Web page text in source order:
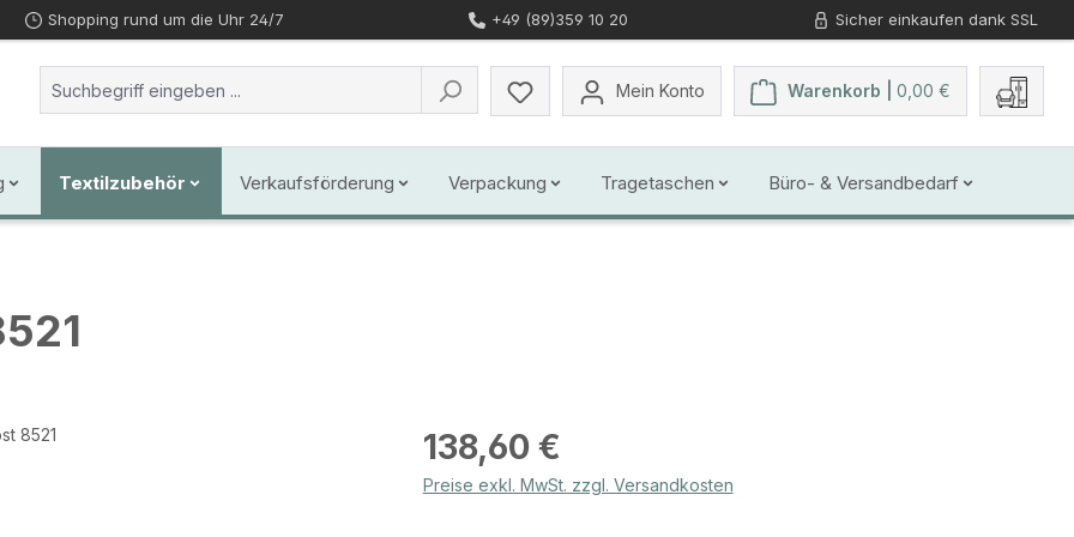
Shopping rund um die Uhr 24/7 +49 (89)359 10 20 Sicher einkaufen dank SSL
Du hast 0 Produkte auf dem Merkzettel
Mein Konto Warenkorb | 0,00 €
Textilzubehör Verkaufsförderung Verpackung Tragetaschen Büro- & Versandbedarf
Regulärer Preis:
138,60 €
Preise exkl. MwSt. zzgl. Versandkosten